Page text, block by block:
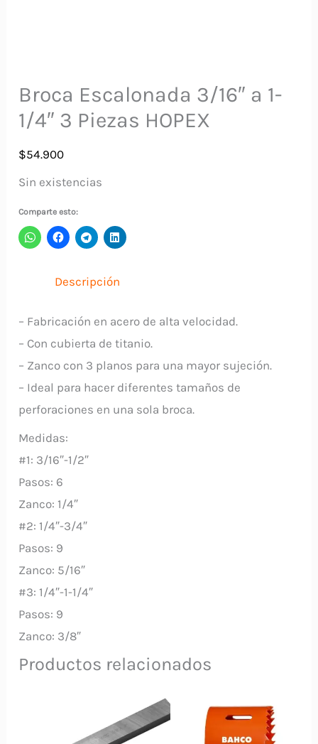
Broca Escalonada 3/16″ a 1-
1/4″ 3 Piezas HOPEX
$54.900
Sin existencias
Comparte esto:
Descripción
– Fabricación en acero de alta velocidad.
– Con cubierta de titanio.
– Zanco con 3 planos para una mayor sujeción.
– Ideal para hacer diferentes tamaños de
perforaciones en una sola broca.
Medidas:
#1: 3/16″-1/2″
Pasos: 6
Zanco: 1/4″
#2: 1/4″-3/4″
Pasos: 9
Zanco: 5/16″
#3: 1/4″-1-1/4″
Pasos: 9
Zanco: 3/8″
Productos relacionados